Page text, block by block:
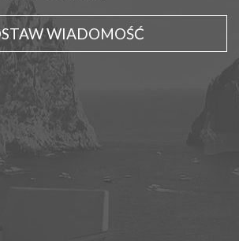
WIADOMOŚĆ